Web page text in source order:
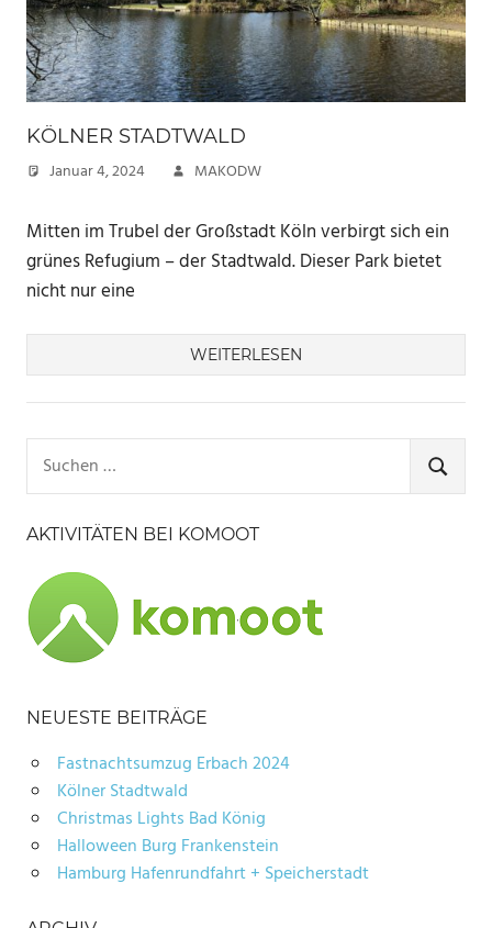
KÖLNER STADTWALD
Januar 4, 2024 MAKODW
Mitten im Trubel der Großstadt Köln verbirgt sich ein
grünes Refugium – der Stadtwald. Dieser Park bietet
nicht nur eine
WEITERLESEN
nach:
SUCHEN
AKTIVITÄTEN BEI KOMOOT
NEUESTE BEITRÄGE
Fastnachtsumzug Erbach 2024
Kölner Stadtwald
Christmas Lights Bad König
Halloween Burg Frankenstein
Hamburg Hafenrundfahrt + Speicherstadt